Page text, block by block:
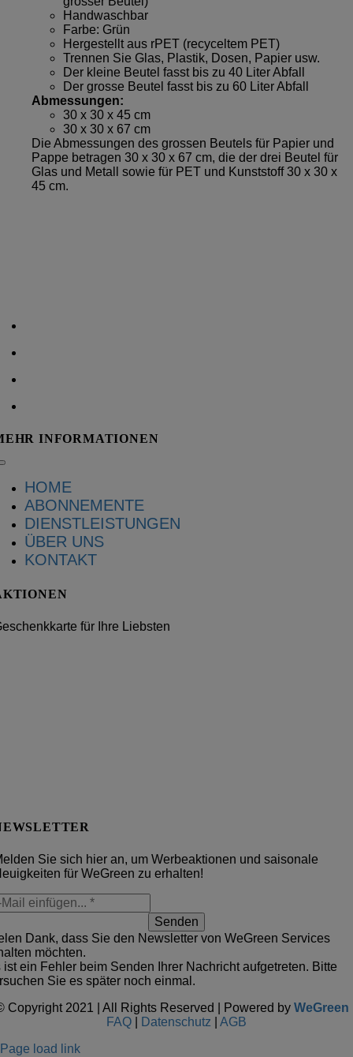
Handwaschbar
Farbe: Grün
Hergestellt aus rPET (recyceltem PET)
Trennen Sie Glas, Plastik, Dosen, Papier usw.
Der kleine Beutel fasst bis zu 40 Liter Abfall
Der grosse Beutel fasst bis zu 60 Liter Abfall
Abmessungen:
30 x 30 x 45 cm
30 x 30 x 67 cm
Die Abmessungen des grossen Beutels für Papier und
Pappe betragen 30 x 30 x 67 cm, die der drei Beutel für
Glas und Metall sowie für PET und Kunststoff 30 x 30 x
45 cm.
INFORMATIONEN
HOME
ABONNEMENTE
DIENSTLEISTUNGEN
ÜBER UNS
KONTAKT
für Ihre Liebsten
Sie sich hier an, um Werbeaktionen und saisonale
für WeGreen zu erhalten!
Senden
Dank, dass Sie den Newsletter von WeGreen Services
möchten.
ist ein Fehler beim Senden Ihrer Nachricht aufgetreten. Bitte
Sie es später noch einmal.
Copyright 2021 | All Rights Reserved | Powered byWeGreen
FAQ
Datenschutz
AGB
Page load link